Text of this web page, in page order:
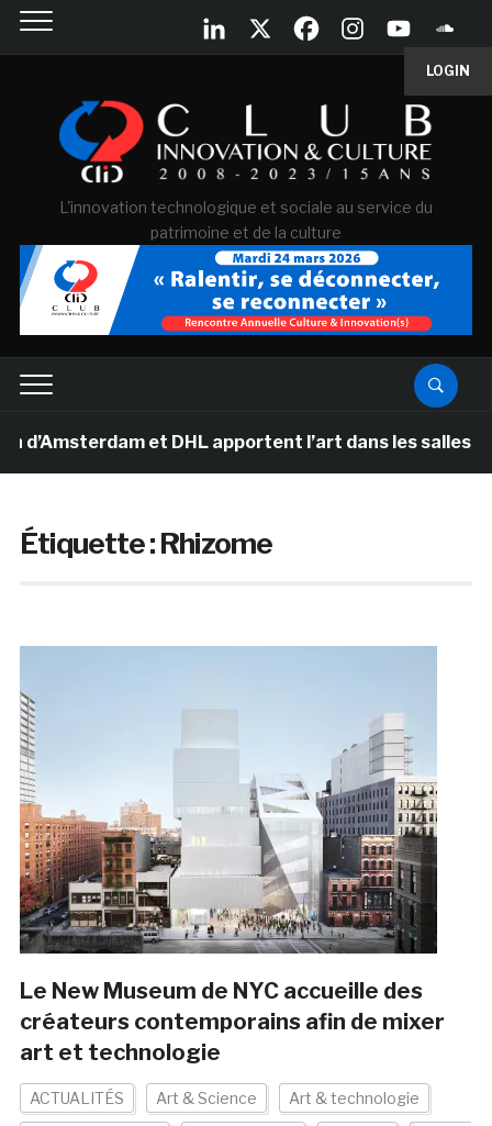
LOGIN
L'innovation technologique et sociale au service du
patrimoine et de la culture
et DHL apportent l’art dans les salles de
Étiquette :Rhizome
Le New Museum de NYC accueille des
créateurs contemporains afin de mixer
art et technologie
ACTUALITÉS Art & Science Art & technologie